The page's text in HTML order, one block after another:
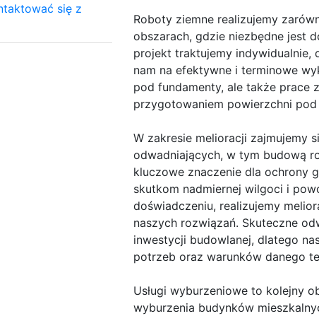
Roboty ziemne realizujemy
obszarach, gdzie niezbędne jest
projekt traktujemy indywidualnie,
nam na efektywne i terminowe
pod fundamenty, ale także prace
przygotowaniem powierzchni pod
W zakresie melioracji zajmujemy
odwadniających, w tym budową
kluczowe znaczenie dla ochrony
skutkom nadmiernej wilgoci i
doświadczeniu, realizujemy
naszych rozwiązań. Skuteczne
inwestycji budowlanej, dlatego
potrzeb oraz warunków danego
Usługi wyburzeniowe to kolejny
wyburzenia budynków
się z